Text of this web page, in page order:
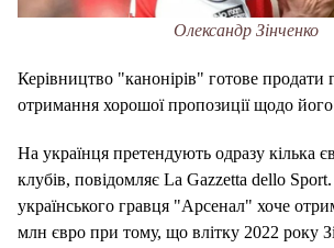
Олександр Зінченко
Керівництво "канонірів" готове продати
отримання хорошої пропозиції щодо
На українця претендують одразу кілька
клубів, повідомляє La Gazzetta dello
українського гравця "Арсенал" хоче
млн євро при тому, що влітку 2022 року